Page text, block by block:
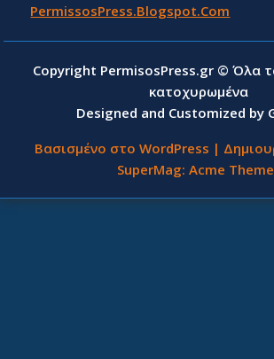
PermissosPress.Blogspot.Com
Copyright PermisosPress.gr © Όλα
κατοχυρωμένα
Designed and Customized by
Βασισμένο στο WordPress |
SuperMag: Acme